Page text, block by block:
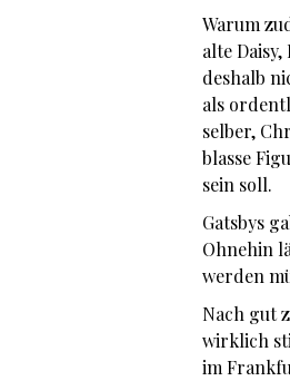
Warum
alte
deshalb
als
selber,
blasse
sein soll.
Gatsbys
Ohnehin
werden
Nach gut
wirklich
im